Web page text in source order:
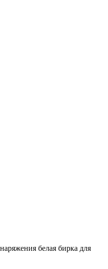
белая бирка для